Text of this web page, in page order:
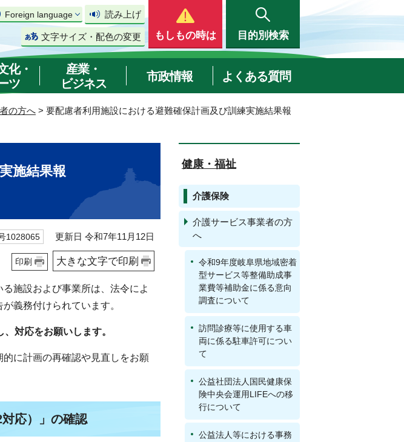
Foreign language 読み上げ
文字サイズ・配色の変更 もしもの時は 目的別検索
化・
ツ
産業・
ビジネス
市政情報 よくある質問
の方へ > 要配慮者利用施設における避難確保計画及び訓練実施結果報
施結果報
1028065 更新日 令和7年11月12日
印刷 大きな文字で印刷
施設および事業所は、法令によ
義務付けられています。
対応をお願いします。
に計画の再確認や見直しをお願
応）」の確認
健康・福祉
介護保険
介護サービス事業者の方
へ
令和9年度岐阜県地域密着
型サービス等整備助成事
業費等補助金に係る意向
調査について
訪問診療等に使用する車
両に係る駐車許可につい
て
公益社団法人国民健康保
険中央会運用LIFEへの移
行について
公益法人等における事務